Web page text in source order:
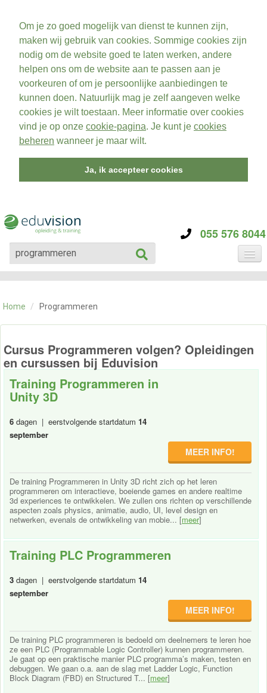
Om je zo goed mogelijk van dienst te kunnen zijn,
maken wij gebruik van cookies. Sommige cookies zijn
nodig om de website goed te laten werken, andere
helpen ons om de website aan te passen aan je
voorkeuren of om je persoonlijke aanbiedingen te
kunnen doen. Natuurlijk mag je zelf aangeven welke
cookies je wilt toestaan. Meer informatie over cookies
vind je op onze cookie-pagina. Je kunt je cookies
beheren wanneer je maar wilt.
Ja, ik accepteer cookies
055 576 8044
CATEGORIE
OVER ONS
CONTACT
Home / Programmeren
Cursus Programmeren volgen? Opleidingen
en cursussen bij Eduvision
Training Programmeren in
Unity 3D
6 dagen | eerstvolgende startdatum 14
september
MEER INFO!
De training Programmeren in Unity 3D richt zich op het leren
programmeren om interactieve, boeiende games en andere realtime
3d experiences te ontwikkelen. We zullen ons richten op verschillende
aspecten zoals physics, animatie, audio, UI, level design en
netwerken, evenals de ontwikkeling van mobie... [meer]
Training PLC Programmeren
3 dagen | eerstvolgende startdatum 14
september
MEER INFO!
De training PLC programmeren is bedoeld om deelnemers te leren hoe
ze een PLC (Programmable Logic Controller) kunnen programmeren.
Je gaat op een praktische manier PLC programma’s maken, testen en
debuggen. We gaan o.a. aan de slag met Ladder Logic, Function
Block Diagram (FBD) en Structured T... [meer]